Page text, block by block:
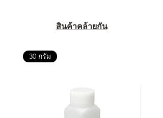
สินค้าคล้ายกัน
30 กรัม